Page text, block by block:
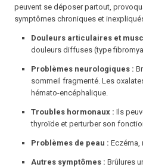
peuvent se déposer partout,
symptômes chroniques et
Douleurs articulaires et
douleurs diffuses (type
Problèmes neurologiques :
sommeil fragmenté. Les
hémato-encéphalique.
Troubles hormonaux : Ils
thyroïde et perturber son
Problèmes de peau : Eczéma,
Autres symptômes : Brûlures